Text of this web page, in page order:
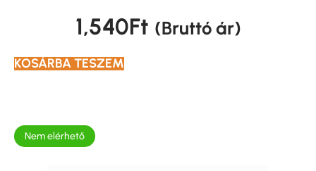
1,540Ft (Bruttó ár)
KOSÁRBA TESZEM
Nem elérhető